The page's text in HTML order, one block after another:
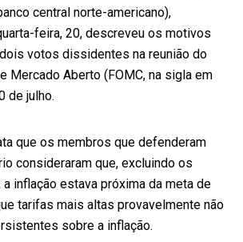
central norte-americano),
feira, 20, descreveu os motivos
votos dissidentes na reunião do
Mercado Aberto (FOMC, na sigla em
de julho.
que os membros que defenderam
consideraram que, excluindo os
inflação estava próxima da meta de
tarifas mais altas provavelmente não
sobre a inflação.